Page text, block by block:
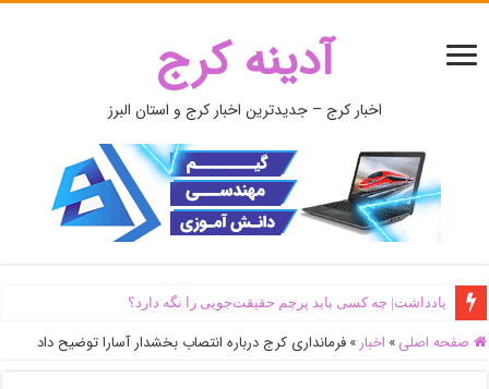
آدینه کرج
اخبار کرج – جدیدترین اخبار کرج و استان البرز
یادداشت| ‌چه کسی باید پرچم حقیقت‌جویی را نگه دارد؟
صفحه اصلی » اخبار » فرمانداری کرج درباره انتصاب بخشدار آسارا توضیح داد